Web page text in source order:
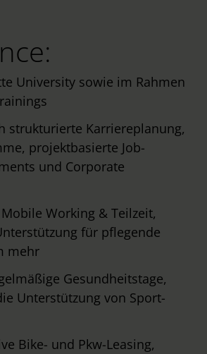
University sowie im Rahmen
strukturierte Karriereplanung,
projektbasierte Job-
und Corporate
Working & Teilzeit,
für pflegende
mehr
Gesundheitstage,
Unterstützung von Sport-
Bike- und Pkw-Leasing,